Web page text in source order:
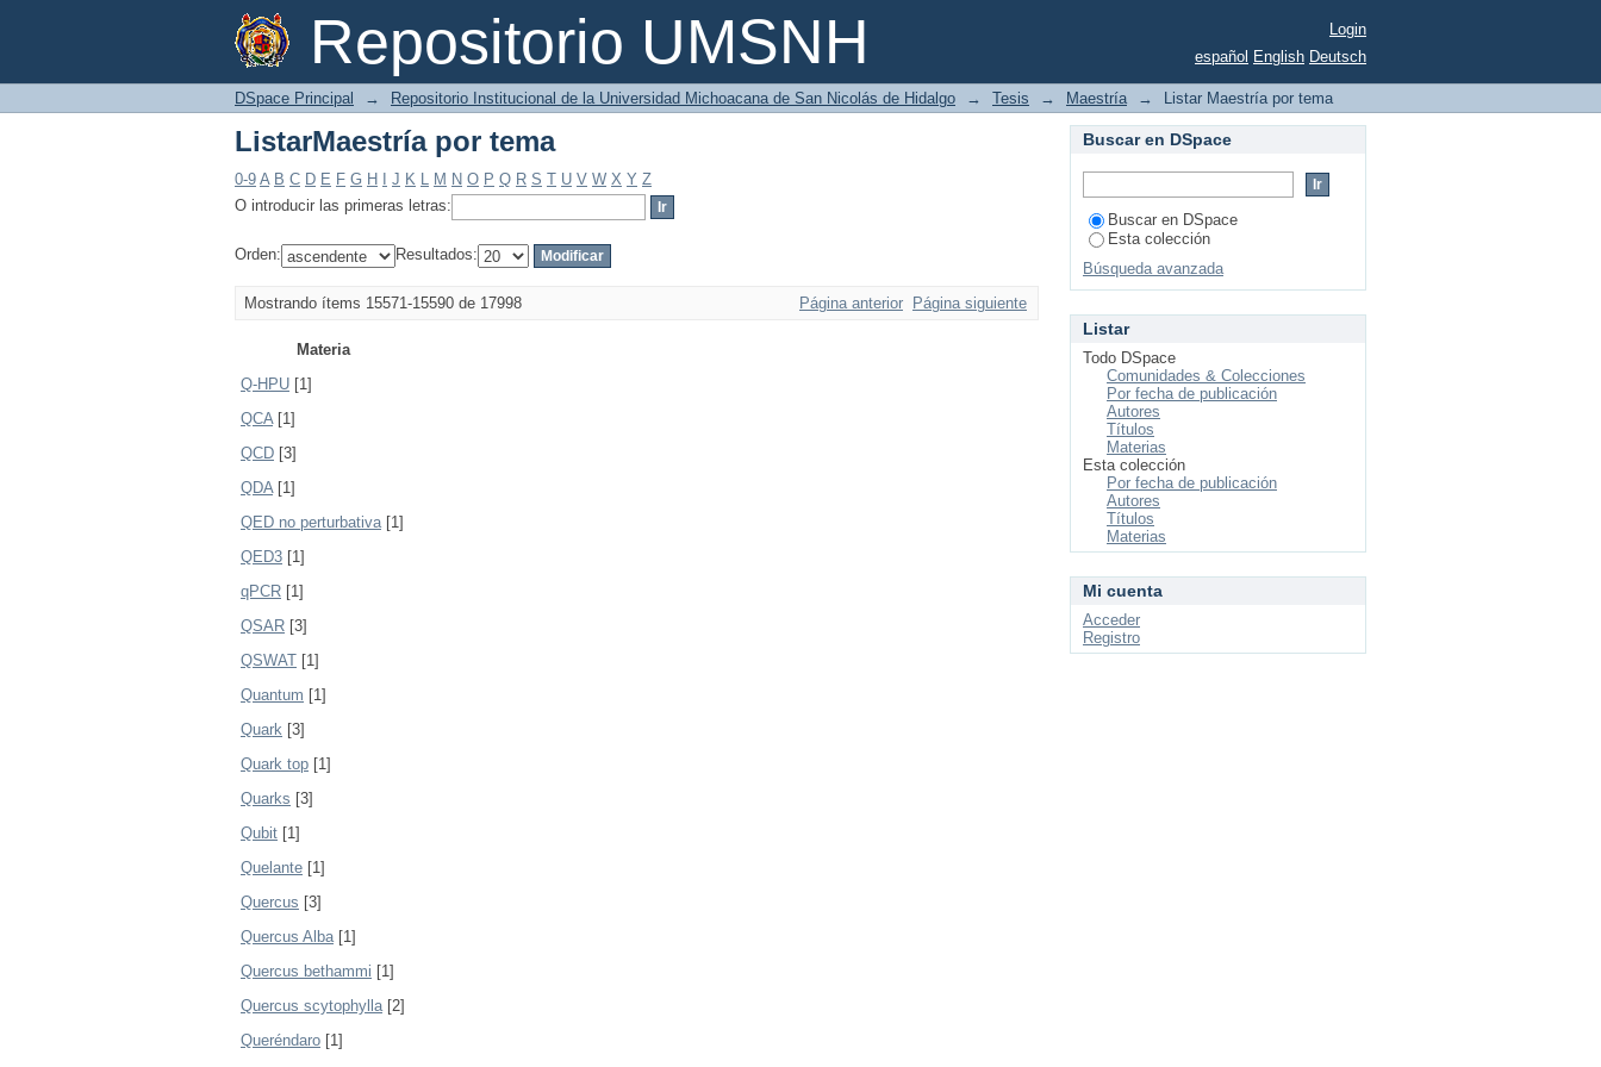
Repositorio UMSNH
ListarMaestría por tema
Login
español English Deutsch
DSpace Principal → Repositorio Institucional de la Universidad Michoacana de San Nicolás de Hidalgo → Tesis → Maestría → Listar Maestría por tema
ListarMaestría por tema
0-9 A B C D E F G H J K L M N O P Q R S T U V W X Y Z
O introducir las primeras letras:
Orden: Resultados:
Mostrando ítems 15571-15590 de 17998 Página anterior Página siguiente
Materia
Q-HPU [1]
QCA[1]
QCD [3]
QDA[1]
QED no perturbativa[1]
QED3 [1]
qPCR [1]
QSAR [3]
QSWAT [1]
Quantum [1]
Quark [3]
Quark top [1]
Quarks [3]
Qubit [1]
Quelante [1]
Quercus [3]
Quercus Alba[1]
Quercus bethammi [1]
Quercus scytophylla[2]
Queréndaro [1]
Buscar en DSpace
Buscar en DSpace
Esta colección
Búsqueda avanzada
Listar
Todo DSpace
Comunidades & Colecciones
Por fecha de publicación
Autores
Títulos
Materias
Esta colección
Por fecha de publicación
Autores
Títulos
Materias
Mi cuenta
Acceder
Registro